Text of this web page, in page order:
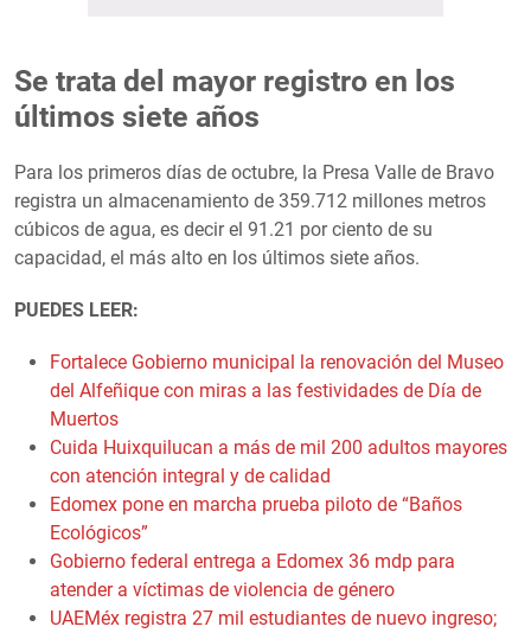
Se trata del mayor registro en los
últimos siete años
Para los primeros días de octubre, la Presa Valle de Bravo
registra un almacenamiento de 359.712 millones metros
cúbicos de agua, es decir el 91.21 por ciento de su
capacidad, el más alto en los últimos siete años.
PUEDES LEER:
Fortalece Gobierno municipal la renovación del Museo
del Alfeñique con miras a las festividades de Día de
Muertos
Cuida Huixquilucan a más de mil 200 adultos mayores
con atención integral y de calidad
Edomex pone en marcha prueba piloto de “Baños
Ecológicos”
Gobierno federal entrega a Edomex 36 mdp para
atender a víctimas de violencia de género
UAEMéx registra 27 mil estudiantes de nuevo ingreso;